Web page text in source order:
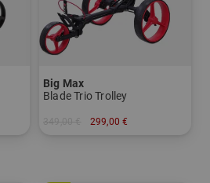
Big Max
Blade Trio Trolley
299,00 €